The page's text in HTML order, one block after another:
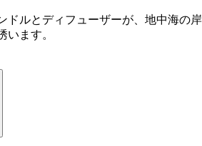
ドルとディフューザーが、地中海の岸
います。